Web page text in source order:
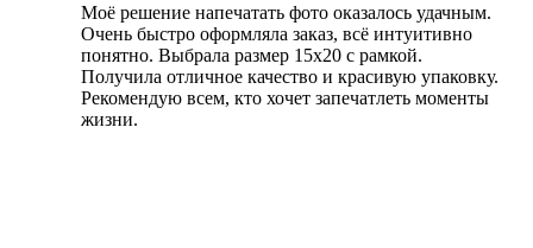
Моё решение напечатать фото оказалось удачным.
Очень быстро оформляла заказ, всё интуитивно
понятно. Выбрала размер 15х20 с рамкой.
Получила отличное качество и красивую упаковку.
Рекомендую всем, кто хочет запечатлеть моменты
жизни.